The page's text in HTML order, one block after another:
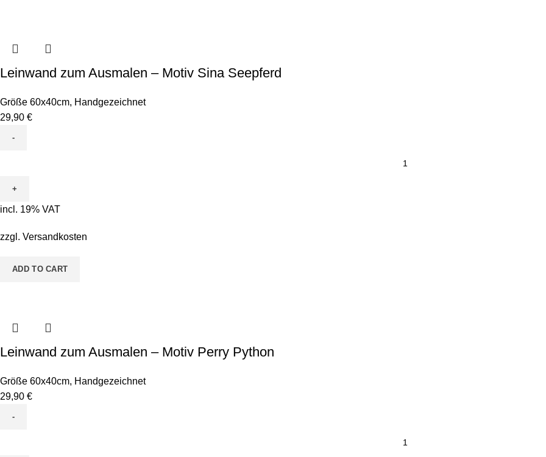
Leinwand zum Ausmalen – Motiv Sina Seepferd
Größe 60x40cm, Handgezeichnet
29,90 €
Ausmalen
-
Sina
quantity
incl. 19% VAT
zzgl. Versandkosten
ADD TO CART
Leinwand zum Ausmalen – Motiv Perry Python
Größe 60x40cm, Handgezeichnet
29,90 €